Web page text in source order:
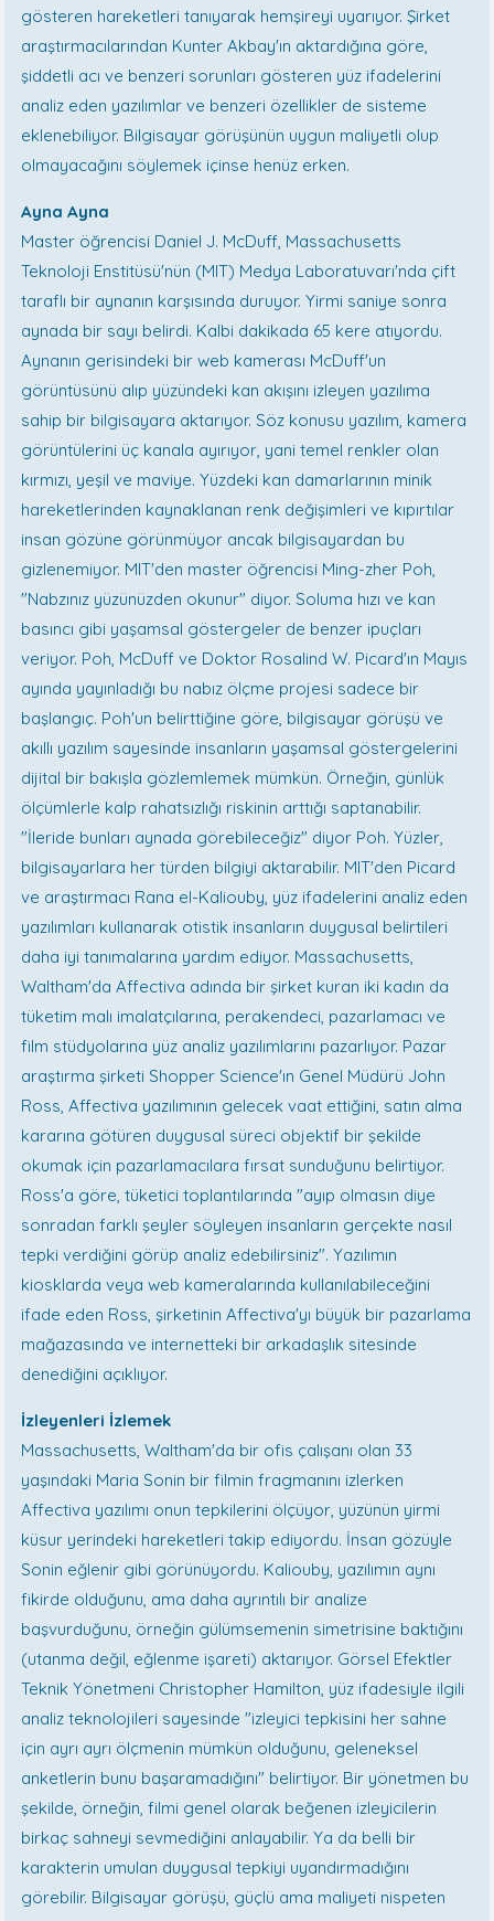
gösteren hareketleri tanıyarak hemşireyi uyarıyor. Şirket
araştırmacılarından Kunter Akbay'ın aktardığına göre,
şiddetli acı ve benzeri sorunları gösteren yüz ifadelerini
analiz eden yazılımlar ve benzeri özellikler de sisteme
eklenebiliyor. Bilgisayar görüşünün uygun maliyetli olup
olmayacağını söylemek içinse henüz erken.
Ayna Ayna
Master öğrencisi Daniel J. McDuff, Massachusetts
Teknoloji Enstitüsü'nün (MIT) Medya Laboratuvarı'nda çift
taraflı bir aynanın karşısında duruyor. Yirmi saniye sonra
aynada bir sayı belirdi. Kalbi dakikada 65 kere atıyordu.
Aynanın gerisindeki bir web kamerası McDuff'un
görüntüsünü alıp yüzündeki kan akışını izleyen yazılıma
sahip bir bilgisayara aktarıyor. Söz konusu yazılım, kamera
görüntülerini üç kanala ayırıyor, yani temel renkler olan
kırmızı, yeşil ve maviye. Yüzdeki kan damarlarının minik
hareketlerinden kaynaklanan renk değişimleri ve kıpırtılar
insan gözüne görünmüyor ancak bilgisayardan bu
gizlenemiyor. MIT'den master öğrencisi Ming-zher Poh,
"Nabzınız yüzünüzden okunur" diyor. Soluma hızı ve kan
basıncı gibi yaşamsal göstergeler de benzer ipuçları
veriyor. Poh, McDuff ve Doktor Rosalind W. Picard'ın Mayıs
ayında yayınladığı bu nabız ölçme projesi sadece bir
başlangıç. Poh'un belirttiğine göre, bilgisayar görüşü ve
akıllı yazılım sayesinde insanların yaşamsal göstergelerini
dijital bir bakışla gözlemlemek mümkün. Örneğin, günlük
ölçümlerle kalp rahatsızlığı riskinin arttığı saptanabilir.
"İleride bunları aynada görebileceğiz" diyor Poh. Yüzler,
bilgisayarlara her türden bilgiyi aktarabilir. MIT'den Picard
ve araştırmacı Rana el-Kaliouby, yüz ifadelerini analiz eden
yazılımları kullanarak otistik insanların duygusal belirtileri
daha iyi tanımalarına yardım ediyor. Massachusetts,
Waltham'da Affectiva adında bir şirket kuran iki kadın da
tüketim malı imalatçılarına, perakendeci, pazarlamacı ve
film stüdyolarına yüz analiz yazılımlarını pazarlıyor. Pazar
araştırma şirketi Shopper Science'ın Genel Müdürü John
Ross, Affectiva yazılımının gelecek vaat ettiğini, satın alma
kararına götüren duygusal süreci objektif bir şekilde
okumak için pazarlamacılara fırsat sunduğunu belirtiyor.
Ross'a göre, tüketici toplantılarında "ayıp olmasın diye
sonradan farklı şeyler söyleyen insanların gerçekte nasıl
tepki verdiğini görüp analiz edebilirsiniz". Yazılımın
kiosklarda veya web kameralarında kullanılabileceğini
ifade eden Ross, şirketinin Affectiva'yı büyük bir pazarlama
mağazasında ve internetteki bir arkadaşlık sitesinde
denediğini açıklıyor.
İzleyenleri İzlemek
Massachusetts, Waltham'da bir ofis çalışanı olan 33
yaşındaki Maria Sonin bir filmin fragmanını izlerken
Affectiva yazılımı onun tepkilerini ölçüyor, yüzünün yirmi
küsur yerindeki hareketleri takip ediyordu. İnsan gözüyle
Sonin eğlenir gibi görünüyordu. Kaliouby, yazılımın aynı
fikirde olduğunu, ama daha ayrıntılı bir analize
başvurduğunu, örneğin gülümsemenin simetrisine baktığını
(utanma değil, eğlenme işareti) aktarıyor. Görsel Efektler
Teknik Yönetmeni Christopher Hamilton, yüz ifadesiyle ilgili
analiz teknolojileri sayesinde "izleyici tepkisini her sahne
için ayrı ayrı ölçmenin mümkün olduğunu, geleneksel
anketlerin bunu başaramadığını" belirtiyor. Bir yönetmen bu
şekilde, örneğin, filmi genel olarak beğenen izleyicilerin
birkaç sahneyi sevmediğini anlayabilir. Ya da belli bir
karakterin umulan duygusal tepkiyi uyandırmadığını
görebilir. Bilgisayar görüşü, güçlü ama maliyeti nispeten